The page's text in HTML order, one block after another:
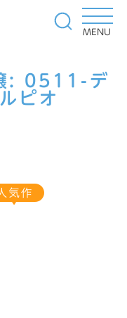
MENU
: 0511-デ
ピオ